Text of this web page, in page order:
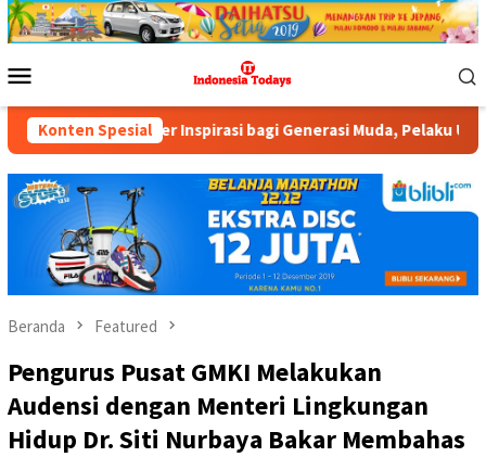
Loncat
ke
Mobile
Konten Spesial
Inspirasi bagi Generasi Muda, Pelaku Usaha, Pemerintah,
Beranda Featured
Pengurus Pusat GMKI Melakukan
Audensi dengan Menteri Lingkungan
Hidup Dr. Siti Nurbaya Bakar Membahas